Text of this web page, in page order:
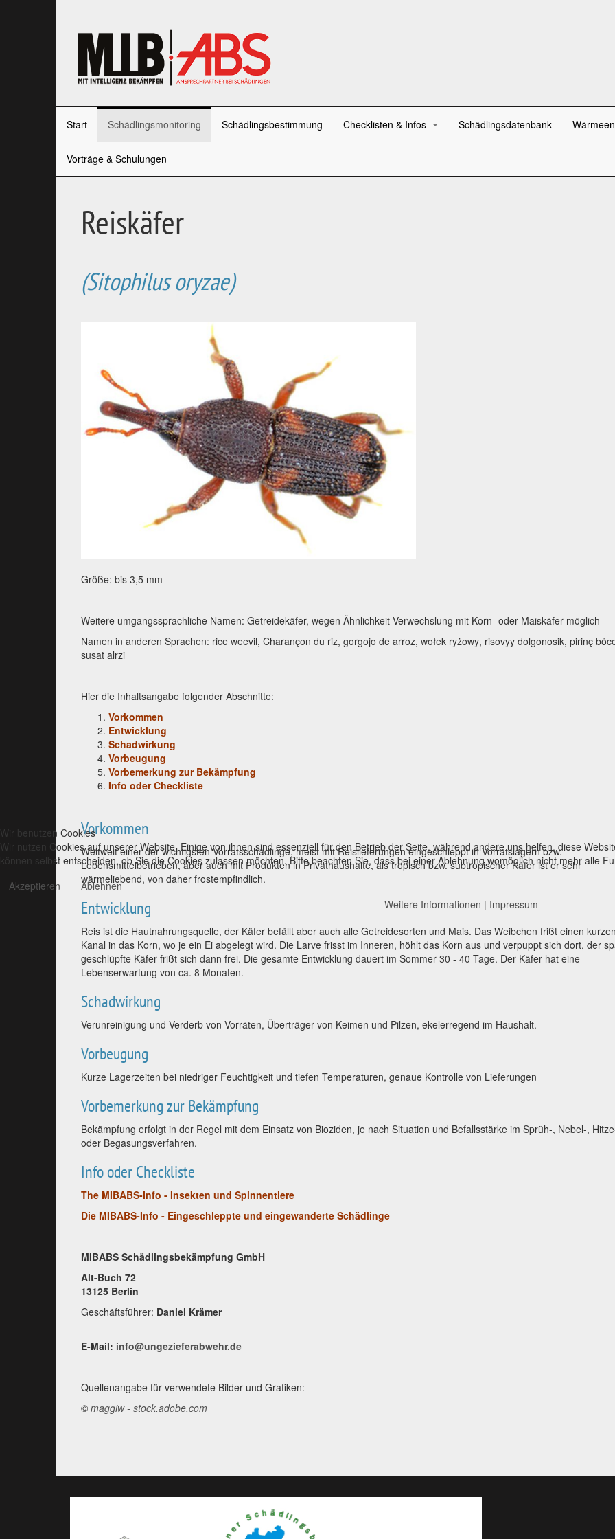
Start Schädlingsmonitoring Schädlingsbestimmung Checklisten & Infos Schädlingsdatenbank
Vorträge & Schulungen
Reiskäfer
(Sitophilus oryzae)
Größe: bis 3,5 mm
Weitere umgangssprachliche Namen: Getreidekäfer, wegen Ähnlichkeit Verwechslung mit Korn- oder Maiskäfer möglich
Namen in anderen Sprachen: rice weevil, Charançon du riz, gorgojo de arroz, wołek ryżowy, risovyy dolgonosik, pirinç
susat alrzi
Hier die Inhaltsangabe folgender Abschnitte:
Vorkommen
Entwicklung
Schadwirkung
Vorbeugung
Vorbemerkung zur Bekämpfung
Info oder Checkliste
Vorkommen
Weltweit einer der wichtigsten Vorratsschädlinge, meist mit Reislieferungen eingeschleppt in Vorratslagern bzw.
Lebensmittelbetrieben, aber auch mit Produkten in Privathaushalte, als tropisch bzw. subtropischer Käfer ist er sehr
wärmeliebend, von daher frostempfindlich.
Entwicklung
Reis ist die Hautnahrungsquelle, der Käfer befällt aber auch alle Getreidesorten und Mais. Das Weibchen frißt einen kurzen
Kanal in das Korn, wo je ein Ei abgelegt wird. Die Larve frisst im Inneren, höhlt das Korn aus und verpuppt sich dort, der
geschlüpfte Käfer frißt sich dann frei. Die gesamte Entwicklung dauert im Sommer 30 - 40 Tage. Der Käfer hat eine
Lebenserwartung von ca. 8 Monaten.
Schadwirkung
Verunreinigung und Verderb von Vorräten, Überträger von Keimen und Pilzen, ekelerregend im Haushalt.
Vorbeugung
Kurze Lagerzeiten bei niedriger Feuchtigkeit und tiefen Temperaturen, genaue Kontrolle von Lieferungen
Vorbemerkung zur Bekämpfung
Bekämpfung erfolgt in der Regel mit dem Einsatz von Bioziden, je nach Situation und Befallsstärke im Sprüh-, Nebel-,
oder Begasungsverfahren.
Info oder Checkliste
The MIBABS-Info - Insekten und Spinnentiere
Die MIBABS-Info - Eingeschleppte und eingewanderte Schädlinge
MIBABS Schädlingsbekämpfung GmbH
Alt-Buch 72
13125 Berlin
Geschäftsführer: Daniel Krämer
E-Mail: info@ungezieferabwehr.de
Quellenangabe für verwendete Bilder und Grafiken:
© maggiw - stock.adobe.com
Wir benutzen Cookies
Wir nutzen Cookies auf unserer Website. Einige von ihnen sind essenziell für den Betrieb der Seite, während andere uns helfen, diese
können selbst entscheiden, ob Sie die Cookies zulassen möchten. Bitte beachten Sie, dass bei einer Ablehnung womöglich nicht mehr alle
Akzeptieren
Ablehnen
Weitere Informationen | Impressum